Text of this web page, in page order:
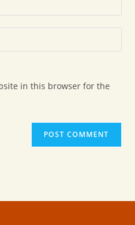
in this browser for the